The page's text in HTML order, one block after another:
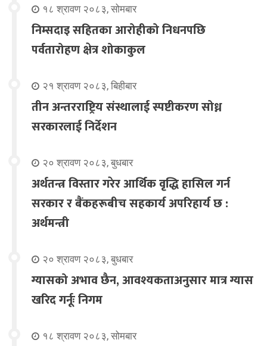
१८ श्रावण २०८३, सोमबार
निम्सदाइ सहितका आरोहीको निधनपछि
पर्वतारोहण क्षेत्र शोकाकुल
२१ श्रावण २०८३, बिहीबार
तीन अन्तरराष्ट्रिय संस्थालाई स्पष्टीकरण सोध्न
सरकारलाई निर्देशन
२० श्रावण २०८३, बुधबार
अर्थतन्त्र विस्तार गरेर आर्थिक वृद्धि हासिल गर्न
सरकार र बैंकहरूबीच सहकार्य अपरिहार्य छ :
अर्थमन्त्री
२० श्रावण २०८३, बुधबार
ग्यासको अभाव छैन, आवश्यकताअनुसार मात्र ग्यास
खरिद गर्नूः निगम
१८ श्रावण २०८३, सोमबार